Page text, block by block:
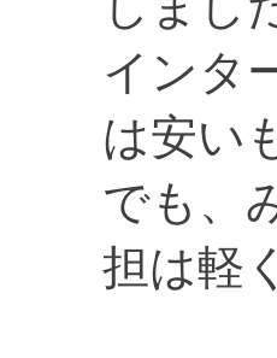
インタ
は安い
でも、
担は軽